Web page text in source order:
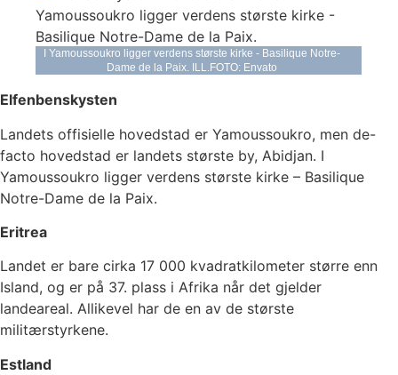
I Yamoussoukro ligger verdens største kirke - Basilique Notre-
Dame de la Paix. ILL.FOTO: Envato
Elfenbenskysten
Landets offisielle hovedstad er Yamoussoukro, men de-
facto hovedstad er landets største by, Abidjan. I
Yamoussoukro ligger verdens største kirke – Basilique
Notre-Dame de la Paix.
Eritrea
Landet er bare cirka 17 000 kvadratkilometer større enn
Island, og er på 37. plass i Afrika når det gjelder
landeareal. Allikevel har de en av de største
militærstyrkene.
Estland